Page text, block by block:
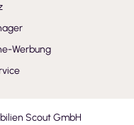
Werbung
Scout GmbH